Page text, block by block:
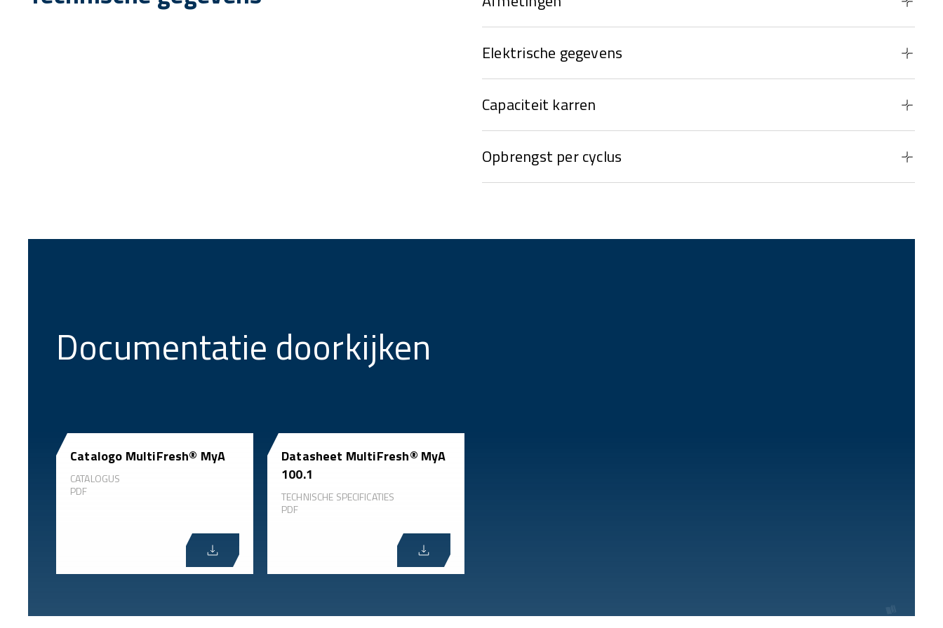
Elektrische gegevens
Capaciteit karren
Opbrengst per cyclus
Documentatie doorkijken
Catalogo MultiFresh® MyA
CATALOGUS
PDF
Datasheet MultiFresh® MyA
100.1
TECHNISCHE SPECIFICATIES
PDF